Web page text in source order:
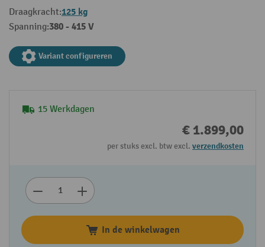
Draagkracht:125 kg
Spanning:380 - 415 V
Variant configureren
15 Werkdagen
€ 1.899,00
per stuks excl. btw excl. verzendkosten
In de winkelwagen